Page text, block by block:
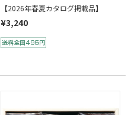
【2026年春夏カタログ掲載品】
¥3,240